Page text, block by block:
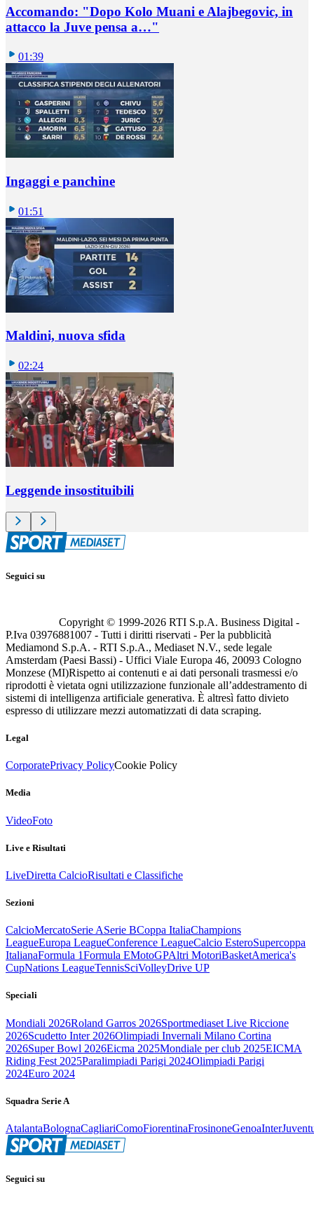
Accomando: "Dopo Kolo Muani e Alajbegovic, in
attacco la Juve pensa a…"
01:39
Ingaggi e panchine
01:51
Maldini, nuova sfida
02:24
Leggende insostituibili
Seguici su
Copyright © 1999-2026 RTI S.p.A. Business Digital -
P.Iva 03976881007 - Tutti i diritti riservati - Per la pubblicità
Mediamond S.p.A. - RTI S.p.A., Mediaset N.V., sede legale
Amsterdam (Paesi Bassi) - Uffici Viale Europa 46, 20093 Cologno
Monzese (MI)Rispetto ai contenuti e ai dati personali trasmessi e/o
riprodotti è vietata ogni utilizzazione funzionale all’addestramento di
sistemi di intelligenza artificiale generativa. È altresì fatto divieto
espresso di utilizzare mezzi automatizzati di data scraping.
Legal
CorporatePrivacy PolicyCookie Policy
Media
VideoFoto
Live e Risultati
LiveDiretta CalcioRisultati e Classifiche
Sezioni
CalcioMercatoSerie ASerie BCoppa ItaliaChampions
LeagueEuropa LeagueConference LeagueCalcio EsteroSupercoppa
ItalianaFormula 1Formula EMotoGPAltri MotoriBasketAmerica's
CupNations LeagueTennisSciVolleyDrive UP
Speciali
Mondiali 2026Roland Garros 2026Sportmediaset Live Riccione
2026Scudetto Inter 2026Olimpiadi Invernali Milano Cortina
2026Super Bowl 2026Eicma 2025Mondiale per club 2025EICMA
Riding Fest 2025Paralimpiadi Parigi 2024Olimpiadi Parigi
2024Euro 2024
Squadra Serie A
AtalantaBolognaCagliariComoFiorentinaFrosinoneGenoaInter
Seguici su